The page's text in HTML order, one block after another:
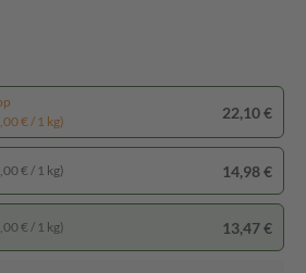
€ / 1 kg)
22,10 €
€ / 1 kg) 14,98 €
€ / 1 kg) 13,47 €